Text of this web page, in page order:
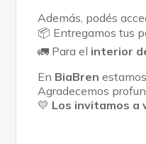
Además, podés
📦 Entregamos tus
🚛 Para el interior
En BiaBren
Agradecemos
💛 Los invitamos a